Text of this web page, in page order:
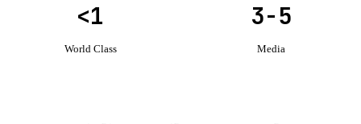
<1
World Class
3-5
Media